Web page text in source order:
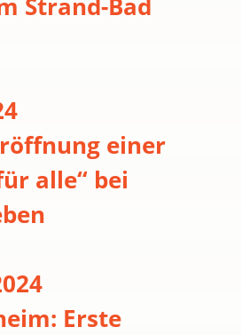
einer
alle“ bei
Erste